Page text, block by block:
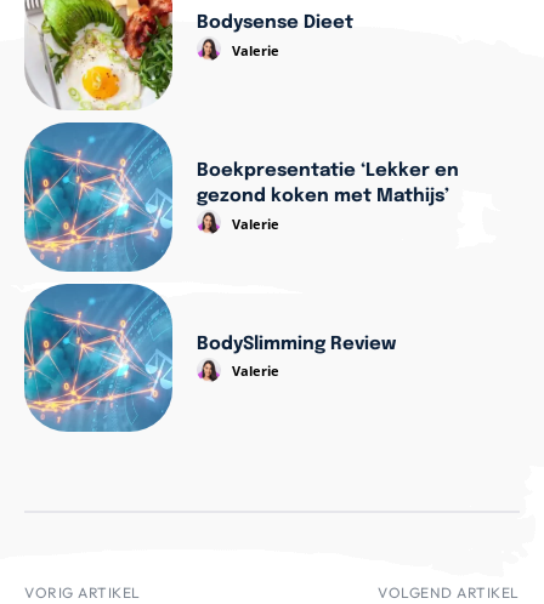
Bodysense Dieet
Valerie
Boekpresentatie ‘Lekker en
gezond koken met Mathijs’
Valerie
BodySlimming Review
Valerie
VORIG ARTIKEL VOLGEND ARTIKEL